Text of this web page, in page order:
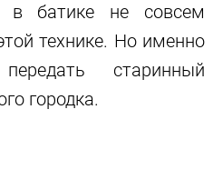
в батике не совсем
технике. Но именно
старинный
городка.